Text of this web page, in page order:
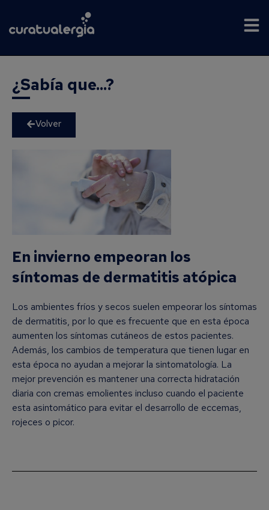
¿Sabía que...?
Volver
En invierno empeoran los
síntomas de dermatitis atópica
Los ambientes fríos y secos suelen empeorar los síntomas
de dermatitis, por lo que es frecuente que en esta época
aumenten los síntomas cutáneos de estos pacientes.
Además, los cambios de temperatura que tienen lugar en
esta época no ayudan a mejorar la sintomatología. La
mejor prevención es mantener una correcta hidratación
diaria con cremas emolientes incluso cuando el paciente
esta asintomático para evitar el desarrollo de eccemas,
rojeces o picor.